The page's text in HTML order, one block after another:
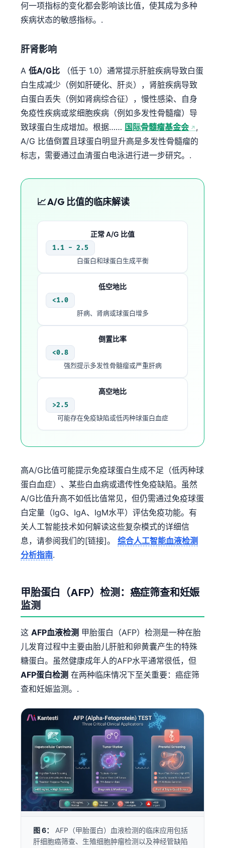
何一项指标的变化都会影响该比值，使其成为多种
疾病状态的敏感指标。.
肝肾影响
A 低A/G比 （低于 1.0）通常提示肝脏疾病导致白蛋
白生成减少（例如肝硬化、肝炎），肾脏疾病导致
白蛋白丢失（例如肾病综合征），慢性感染、自身
免疫性疾病或浆细胞疾病（例如多发性骨髓瘤）导
致球蛋白生成增加。根据…… 国际骨髓瘤基金会
,
A/G 比值倒置且球蛋白明显升高是多发性骨髓瘤的
标志，需要通过血清蛋白电泳进行进一步研究。.
📈 A/G 比值的临床解读
正常 A/G 比值
1.1 - 2.5
白蛋白和球蛋白生成平衡
低空地比
<1.0
肝病、肾病或球蛋白增多
倒置比率
<0.8
强烈提示多发性骨髓瘤或严重肝病
高空地比
>2.5
可能存在免疫缺陷或低丙种球蛋白血症
高A/G比值可能提示免疫球蛋白生成不足（低丙种球
蛋白血症）、某些白血病或遗传性免疫缺陷。虽然
A/G比值升高不如低比值常见，但仍需通过免疫球蛋
白定量（IgG、IgA、IgM水平）评估免疫功能。有
关人工智能技术如何解读这些复杂模式的详细信
息，请参阅我们的[链接]。 综合人工智能血液检测
分析指南.
甲胎蛋白（AFP）检测：癌症筛查和妊娠
监测
这 AFP血液检测 甲胎蛋白（AFP）检测是一种在胎
儿发育过程中主要由胎儿肝脏和卵黄囊产生的特殊
糖蛋白。虽然健康成年人的AFP水平通常很低，但
AFP蛋白检测 在两种临床情况下至关重要：癌症筛
查和妊娠监测。.
图 6：
AFP（甲胎蛋白）血液检测的临床应用包括
肝细胞癌筛查、生殖细胞肿瘤检测以及神经管缺陷